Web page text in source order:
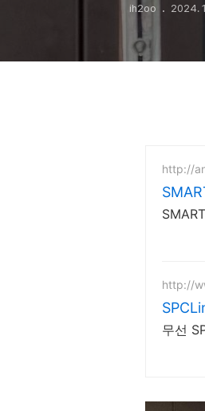
ih2oo 2024.
http://
http://